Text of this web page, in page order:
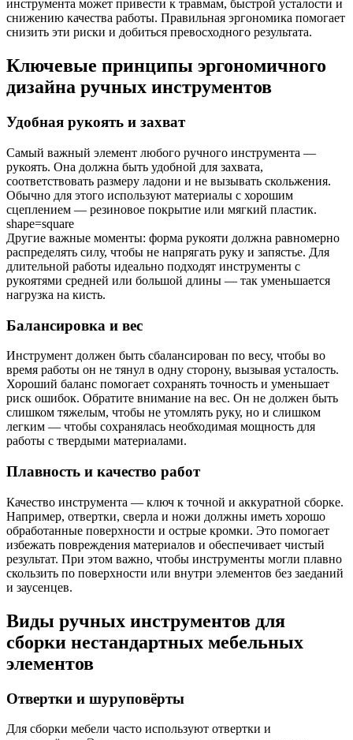
инструмента может привести к травмам, быстрой усталости и
снижению качества работы. Правильная эргономика помогает
снизить эти риски и добиться превосходного результата.
Ключевые принципы эргономичного
дизайна ручных инструментов
Удобная рукоять и захват
Самый важный элемент любого ручного инструмента —
рукоять. Она должна быть удобной для захвата,
соответствовать размеру ладони и не вызывать скольжения.
Обычно для этого используют материалы с хорошим
сцеплением — резиновое покрытие или мягкий пластик.
shape=square
Другие важные моменты: форма рукояти должна равномерно
распределять силу, чтобы не напрягать руку и запястье. Для
длительной работы идеально подходят инструменты с
рукоятями средней или большой длины — так уменьшается
нагрузка на кисть.
Балансировка и вес
Инструмент должен быть сбалансирован по весу, чтобы во
время работы он не тянул в одну сторону, вызывая усталость.
Хороший баланс помогает сохранять точность и уменьшает
риск ошибок. Обратите внимание на вес. Он не должен быть
слишком тяжелым, чтобы не утомлять руку, но и слишком
легким — чтобы сохранялась необходимая мощность для
работы с твердыми материалами.
Плавность и качество работ
Качество инструмента — ключ к точной и аккуратной сборке.
Например, отвертки, сверла и ножи должны иметь хорошо
обработанные поверхности и острые кромки. Это помогает
избежать повреждения материалов и обеспечивает чистый
результат. При этом важно, чтобы инструменты могли плавно
скользить по поверхности или внутри элементов без заеданий
и заусенцев.
Виды ручных инструментов для
сборки нестандартных мебельных
элементов
Отвертки и шуруповёрты
Для сборки мебели часто используют отвертки и